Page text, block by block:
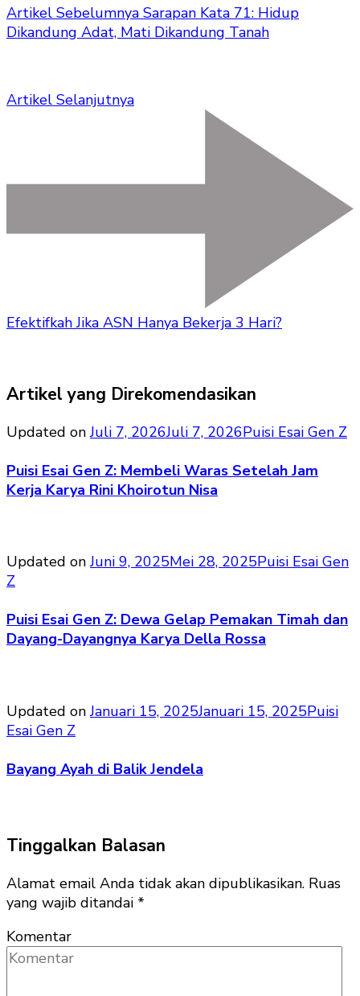
Artikel Sebelumnya Sarapan Kata 71: Hidup
Dikandung Adat, Mati Dikandung Tanah
Artikel Selanjutnya
Efektifkah Jika ASN Hanya Bekerja 3 Hari?
Artikel yang Direkomendasikan
Updated onJuli 7, 2026Juli 7, 2026Puisi Esai Gen Z
Puisi Esai Gen Z: Membeli Waras Setelah Jam
Kerja Karya Rini Khoirotun Nisa
Updated onJuni 9, 2025Mei 28, 2025Puisi Esai Gen
Z
Puisi Esai Gen Z: Dewa Gelap Pemakan Timah dan
Dayang-Dayangnya Karya Della Rossa
Updated onJanuari 15, 2025Januari 15, 2025Puisi
Esai Gen Z
Bayang Ayah di Balik Jendela
Tinggalkan Balasan
Alamat email Anda tidak akan dipublikasikan. Ruas
yang wajib ditandai *
Komentar